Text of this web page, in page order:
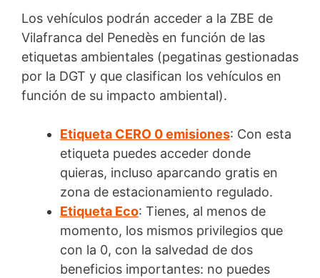
Los vehículos podrán acceder a la ZBE de
Vilafranca del Penedès en función de las
etiquetas ambientales (pegatinas gestionadas
por la DGT y que clasifican los vehículos en
función de su impacto ambiental).
Etiqueta CERO 0 emisiones: Con esta
etiqueta puedes acceder donde
quieras, incluso aparcando gratis en
zona de estacionamiento regulado.
Etiqueta Eco: Tienes, al menos de
momento, los mismos privilegios que
con la 0, con la salvedad de dos
beneficios importantes: no puedes